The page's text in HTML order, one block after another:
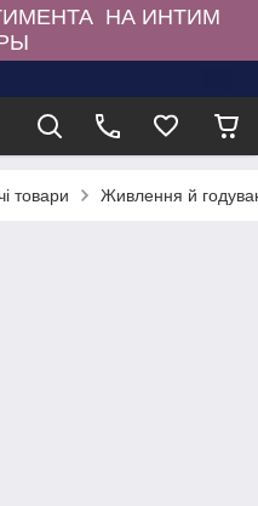
НА ИНТИМ
товари Живлення й